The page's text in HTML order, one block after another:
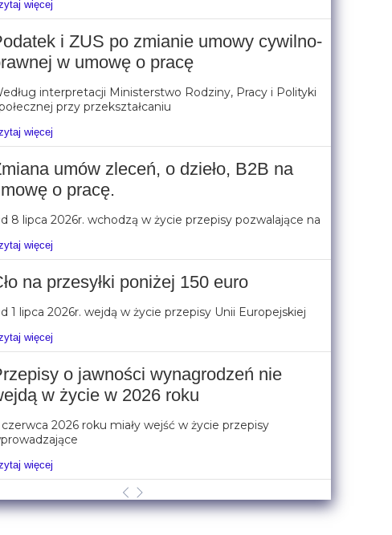
więcej
i ZUS po zmianie umowy cywilno-
w umowę o pracę
interpretacji Ministerstwo Rodziny, Pracy i Polityki
przy przekształcaniu
więcej
umów zleceń, o dzieło, B2B na
o pracę.
8 lipca 2026r. wchodzą w życie przepisy pozwalające na
więcej
na przesyłki poniżej 150 euro
1 lipca 2026r. wejdą w życie przepisy Unii Europejskiej
więcej
o jawności wynagrodzeń nie
w życie w 2026 roku
2026 roku miały wejść w życie przepisy
więcej